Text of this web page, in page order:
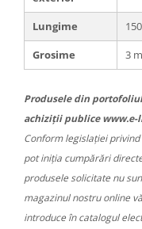
Lungime
Grosime
3
Produsele din
achiziții publice www.e-
Conform legislației
pot iniția cumpărări
produsele solicitate nu
magazinul nostru online
introduce în catalogul